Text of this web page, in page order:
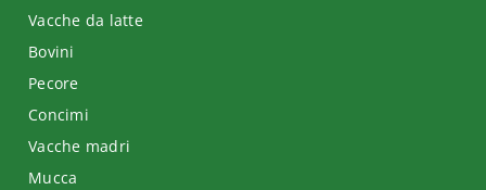
Vacche da latte
Bovini
Pecore
Concimi
Vacche madri
Mucca